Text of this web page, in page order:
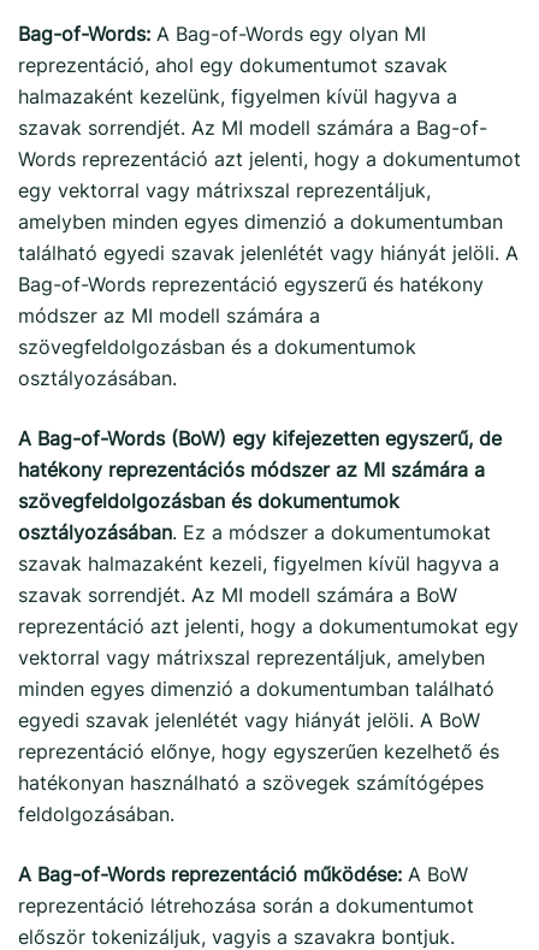
Bag-of-Words: A Bag-of-Words egy olyan MI
reprezentáció, ahol egy dokumentumot szavak
halmazaként kezelünk, figyelmen kívül hagyva a
szavak sorrendjét. Az MI modell számára a Bag-of-
Words reprezentáció azt jelenti, hogy a dokumentumot
egy vektorral vagy mátrixszal reprezentáljuk,
amelyben minden egyes dimenzió a dokumentumban
található egyedi szavak jelenlétét vagy hiányát jelöli. A
Bag-of-Words reprezentáció egyszerű és hatékony
módszer az MI modell számára a
szövegfeldolgozásban és a dokumentumok
osztályozásában.
A Bag-of-Words (BoW) egy kifejezetten egyszerű, de
hatékony reprezentációs módszer az MI számára a
szövegfeldolgozásban és dokumentumok
osztályozásában. Ez a módszer a dokumentumokat
szavak halmazaként kezeli, figyelmen kívül hagyva a
szavak sorrendjét. Az MI modell számára a BoW
reprezentáció azt jelenti, hogy a dokumentumokat egy
vektorral vagy mátrixszal reprezentáljuk, amelyben
minden egyes dimenzió a dokumentumban található
egyedi szavak jelenlétét vagy hiányát jelöli. A BoW
reprezentáció előnye, hogy egyszerűen kezelhető és
hatékonyan használható a szövegek számítógépes
feldolgozásában.
A Bag-of-Words reprezentáció működése: A BoW
reprezentáció létrehozása során a dokumentumot
először tokenizáljuk, vagyis a szavakra bontjuk.